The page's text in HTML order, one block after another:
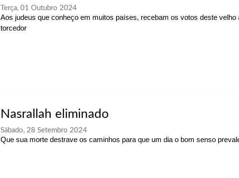
Terça, 01 Outubro 2024
Aos judeus que conheço em muitos países, recebam os votos deste velho
torcedor
Nasrallah eliminado
Sábado, 28 Setembro 2024
Que sua morte destrave os caminhos para que um dia o bom senso